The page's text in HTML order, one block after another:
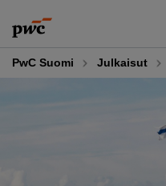
to
content
to
footer
PwC Suomi Julkaisut